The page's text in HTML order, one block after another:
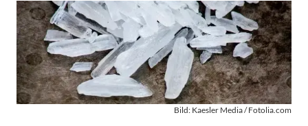
Bild: Kaesler Media / Fotolia.com